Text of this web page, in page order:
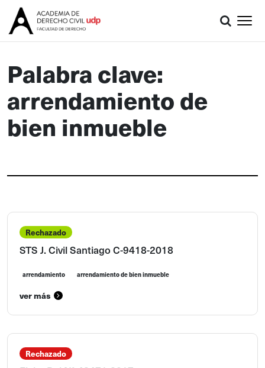
Palabra clave:
arrendamiento de
bien inmueble
Rechazado
STS J. Civil Santiago C-9418-2018
arrendamiento arrendamiento de bien inmueble
ver más
Rechazado